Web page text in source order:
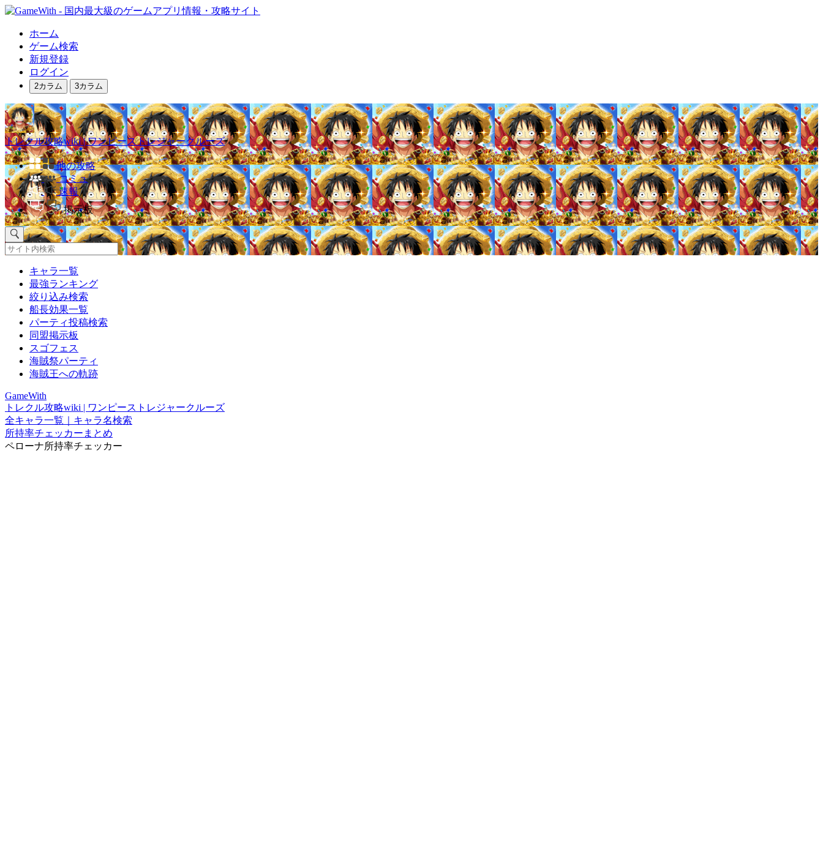
ホーム
ゲーム検索
新規登録
ログイン
2カラム 3カラム
トレクル攻略wiki | ワンピーストレジャークルーズ
他の攻略
コミュ
速報
掲示板
キャラ一覧
最強ランキング
絞り込み検索
船長効果一覧
パーティ投稿検索
同盟掲示板
スゴフェス
海賊祭パーティ
海賊王への軌跡
GameWith
トレクル攻略wiki | ワンピーストレジャークルーズ
全キャラ一覧｜キャラ名検索
所持率チェッカーまとめ
ペローナ所持率チェッカー